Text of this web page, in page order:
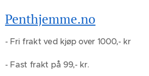
Penthjemme.no
- Fri frakt ved kjøp over 1000,- kr
- Fast frakt på 99,- kr.